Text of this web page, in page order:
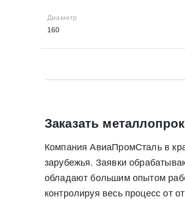
Диаметр
160
Заказать
Компания АвиаПромСталь в
зарубежья. Заявки
обладают большим опытом
контролируя весь процесс от
Нажимая на кнопку «Отправить
июля 2006 г. N 152-
Прикрепить файл (до 20 mb)
Нажимая на кнопку «Отправить заявку» Вы